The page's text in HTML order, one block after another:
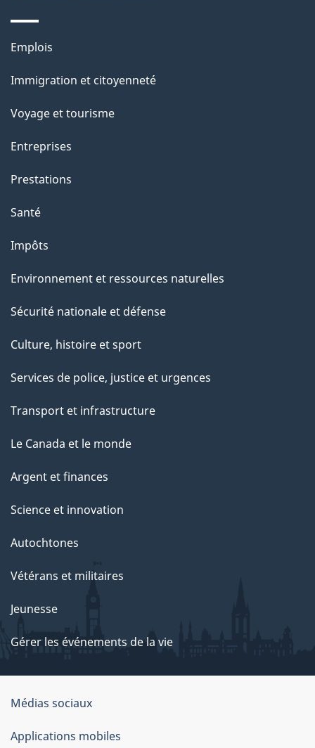
e
Thèmes
sujets
Emplois
Immigration et citoyenneté
Voyage et tourisme
Entreprises
Prestations
Santé
Impôts
Environnement et ressources naturelles
Sécurité nationale et défense
Culture, histoire et sport
Services de police, justice et urgences
Transport et infrastructure
Le Canada et le monde
Argent et finances
Science et innovation
Autochtones
Vétérans et militaires
Jeunesse
Gérer les événements de la vie
Organisation
du
Médias sociaux
Applications mobiles